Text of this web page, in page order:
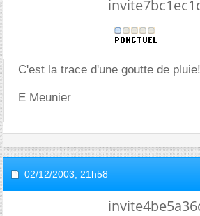
C'est la trace d'une goutte de
E Meunier
02/12/2003, 21h58